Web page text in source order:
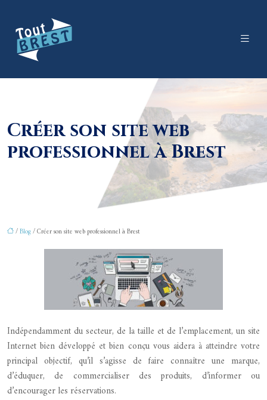
Créer son site web
professionnel à Brest
/Blog/ Créer son site web professionnel à Brest
Indépendamment du secteur, de la taille et de l’emplacement, un site
Internet bien développé et bien conçu vous aidera à atteindre votre
principal objectif, qu’il s’agisse de faire connaître une marque,
d’éduquer, de commercialiser des produits, d’informer ou
d’encourager les réservations.